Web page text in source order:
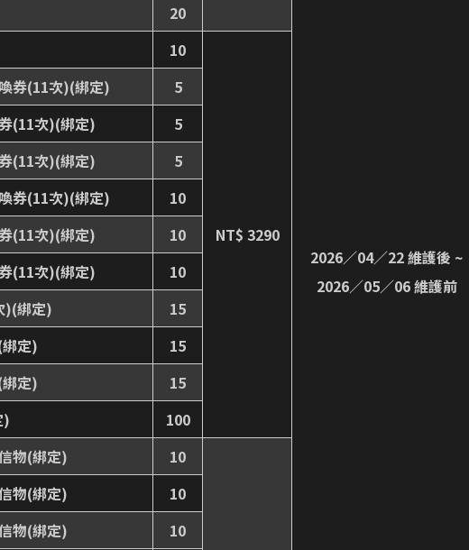
2026／04／22 維護後 ~
2026／05／06 維護前
20
10
NT$ 3290
券(11次)(綁定)
5
(11次)(綁定)
5
(11次)(綁定)
5
券(11次)(綁定)
10
(11次)(綁定)
10
(11次)(綁定)
10
)(綁定)
15
定)
15
定)
15
)
100
物(綁定) 10
物(綁定)
10
物(綁定)
10